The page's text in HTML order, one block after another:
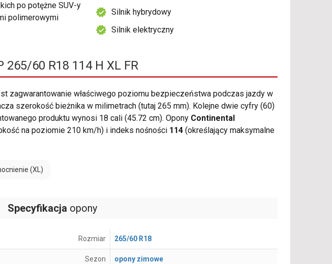
po potężne SUV-y
polimerowymi
Silnik hybrydowy
Silnik elektryczny
60 R18 114 H XL FR
zagwarantowanie właściwego poziomu bezpieczeństwa podczas jazdy w
szerokość bieżnika w milimetrach (tutaj 265 mm). Kolejne dwie cyfry (60)
produktu wynosi 18 cali (45.72 cm). Opony Continental
na poziomie 210 km/h) i indeks nośności 114 (określający maksymalne
(XL)
Specyfikacja opony
Rozmiar 265/60 R18
Sezon opony zimowe